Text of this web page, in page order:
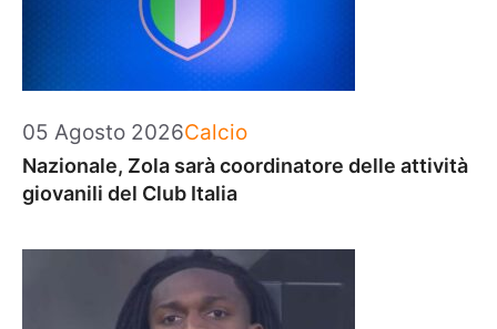
05 Agosto 2026Categorie
Calcio
Nazionale, Zola sarà coordinatore delle attività
giovanili del Club Italia